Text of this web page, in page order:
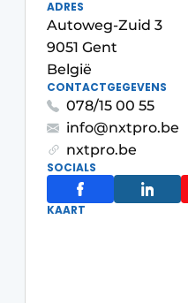
Vacature aanmelden
Vacatures
Video’s
Aanmelden
Bedrijven
Bedrijven
Contact
Akoestiek
Beton & Staalbouw
Brandveiligheid
BIM
Evenementen
ADRES
Autoweg-Zuid 3
9051 Gent
België
CONTACTGEGEVENS
078/15 00 55
info@nxtpro.be
nxtpro.be
SOCIALS
KAART